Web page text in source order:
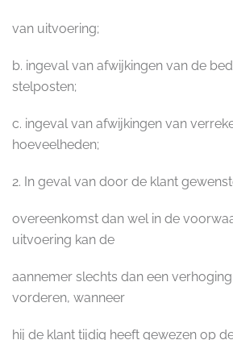
van uitvoering;
b. ingeval van afwijkingen van de
stelposten;
c. ingeval van afwijkingen van
hoeveelheden;
2. In geval van door de klant
overeenkomst dan wel in de
uitvoering kan de
aannemer slechts dan een
vorderen, wanneer
hij de klant tijdig heeft gewezen op